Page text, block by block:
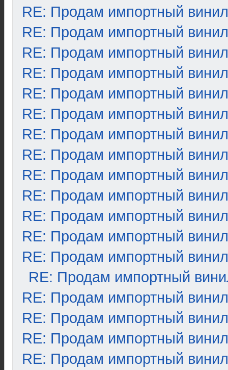
RE: Продам импортный винил
RE: Продам импортный винил
RE: Продам импортный винил
RE: Продам импортный винил
RE: Продам импортный винил
RE: Продам импортный винил
RE: Продам импортный винил
RE: Продам импортный винил
RE: Продам импортный винил
RE: Продам импортный винил
RE: Продам импортный винил
RE: Продам импортный винил
RE: Продам импортный винил
RE: Продам импортный
RE: Продам импортный винил
RE: Продам импортный винил
RE: Продам импортный винил
RE: Продам импортный винил